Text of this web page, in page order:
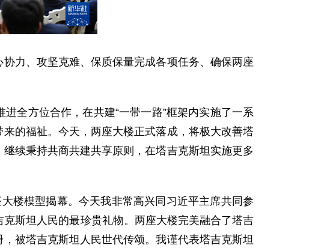
力、攻坚克难、保质保量完成各项任务、确保两座
全方位合作，在共建“一带一路”框架内实施了一系
的福祉。今天，两座大楼正式落成，将极大改善塔
续秉持共商共建共享原则，在塔吉克斯坦实施更多
楼模型揭幕。今天我非常高兴同习近平主席共同参
斯坦人民的最珍贵礼物。两座大楼完美融合了塔吉
被塔吉克斯坦人民世代传颂。我谨代表塔吉克斯坦